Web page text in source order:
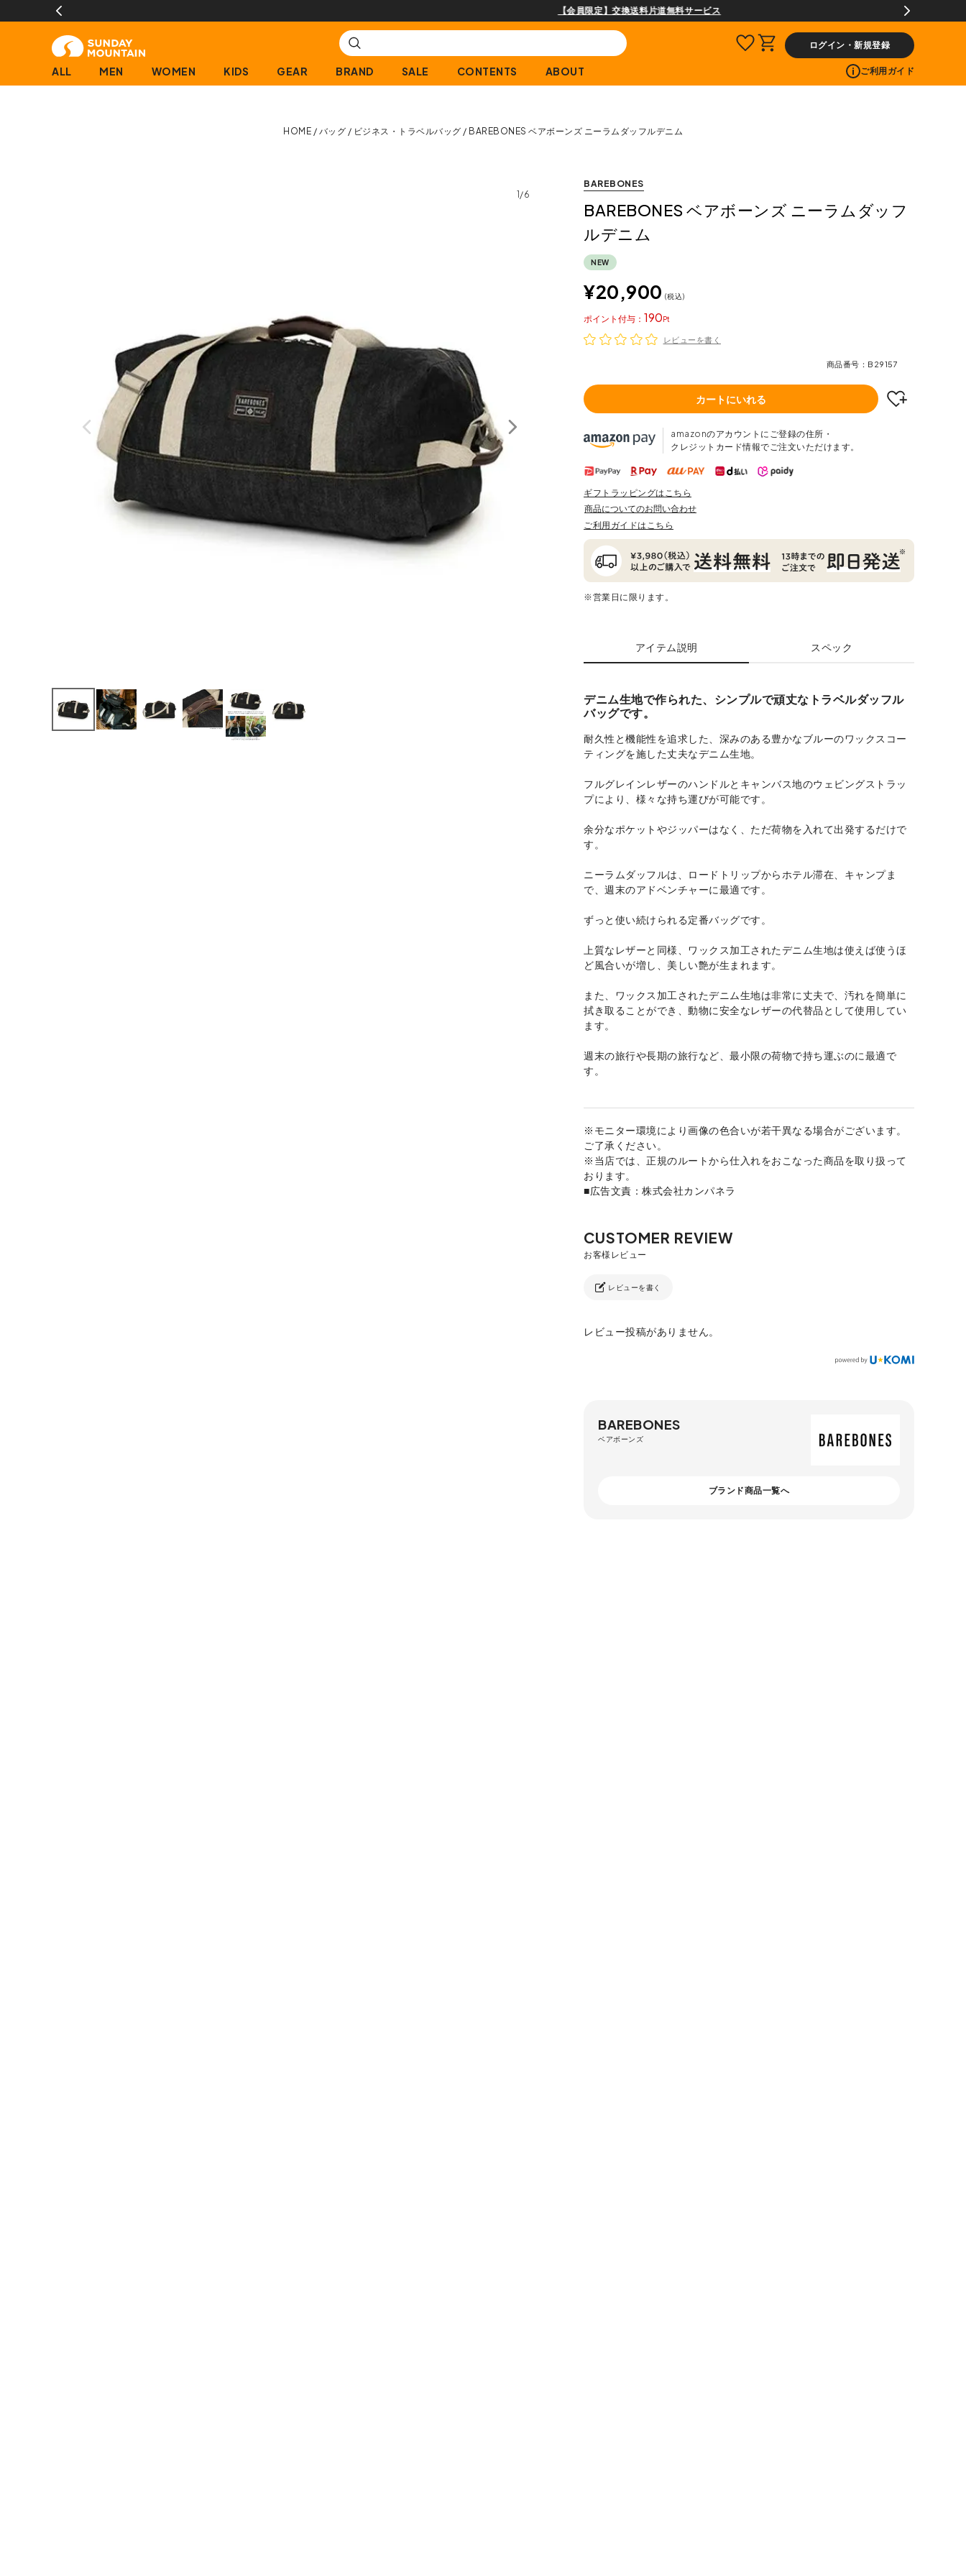
【会員限定】交換送料片道無料サービス
ログイン・新規登録
ALL MEN WOMEN KIDS GEAR BRAND SALE CONTENTS ABOUT ご利用ガイド
HOME バッグ ビジネス・トラベルバッグ BAREBONES ベアボーンズ ニーラムダッフルデニム
1/6
BAREBONES
BAREBONES ベアボーンズ ニーラムダッフ
ルデニム
NEW
¥20,900 税込
190
ポイント
レビューを書く
商品番号 B29157
カートにいれる
amazonのアカウントにご登録の住所・
クレジットカード情報でご注文いただけます。
ギフトラッピングはこちら
商品についてのお問い合わせ
ご利用ガイドはこちら
※営業日に限ります。
アイテム説明 スペック
デニム生地で作られた、シンプルで頑丈なトラベルダッフル
バッグです。
耐久性と機能性を追求した、深みのある豊かなブルーのワックスコー
ティングを施した丈夫なデニム生地。
フルグレインレザーのハンドルとキャンバス地のウェビングストラッ
プにより、様々な持ち運びが可能です。
余分なポケットやジッパーはなく、ただ荷物を入れて出発するだけで
す。
ニーラムダッフルは、ロードトリップからホテル滞在、キャンプま
で、週末のアドベンチャーに最適です。
ずっと使い続けられる定番バッグです。
上質なレザーと同様、ワックス加工されたデニム生地は使えば使うほ
ど風合いが増し、美しい艶が生まれます。
また、ワックス加工されたデニム生地は非常に丈夫で、汚れを簡単に
拭き取ることができ、動物に安全なレザーの代替品として使用してい
ます。
週末の旅行や長期の旅行など、最小限の荷物で持ち運ぶのに最適で
す。
※モニター環境により画像の色合いが若干異なる場合がございます。
ご了承ください。
※当店では、正規のルートから仕入れをおこなった商品を取り扱って
おります。
■広告文責：株式会社カンパネラ
レビューを書く
レビュー投稿がありません。
BAREBONES
ベアボーンズ
ブランド商品一覧へ